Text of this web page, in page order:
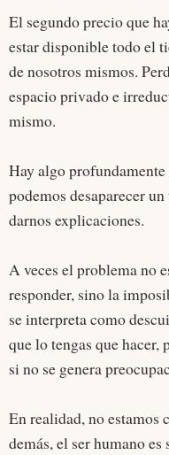
El segundo precio que
estar disponible todo el
de nosotros mismos.
espacio privado e
mismo.
Hay algo
podemos desaparecer
darnos explicaciones.
A veces el problema no
responder, sino la
se interpreta como
que lo tengas que hacer,
si no se genera
En realidad, no estamos
demás, el ser humano